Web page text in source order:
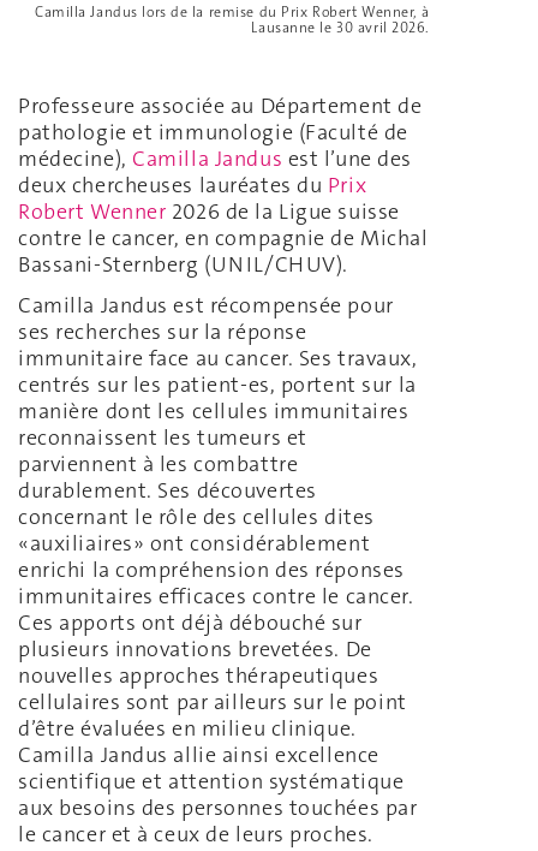
Camilla Jandus lors de la remise du Prix Robert Wenner, à
Lausanne le 30 avril 2026.
Professeure associée au Département de
pathologie et immunologie (Faculté de
médecine), Camilla Jandus est l’une des
deux chercheuses lauréates du Prix
Robert Wenner 2026 de la Ligue suisse
contre le cancer, en compagnie de Michal
Bassani-Sternberg (UNIL/CHUV).
Camilla Jandus est récompensée pour
ses recherches sur la réponse
immunitaire face au cancer. Ses travaux,
centrés sur les patient-es, portent sur la
manière dont les cellules immunitaires
reconnaissent les tumeurs et
parviennent à les combattre
durablement. Ses découvertes
concernant le rôle des cellules dites
«auxiliaires» ont considérablement
enrichi la compréhension des réponses
immunitaires efficaces contre le cancer.
Ces apports ont déjà débouché sur
plusieurs innovations brevetées. De
nouvelles approches thérapeutiques
cellulaires sont par ailleurs sur le point
d’être évaluées en milieu clinique.
Camilla Jandus allie ainsi excellence
scientifique et attention systématique
aux besoins des personnes touchées par
le cancer et à ceux de leurs proches.